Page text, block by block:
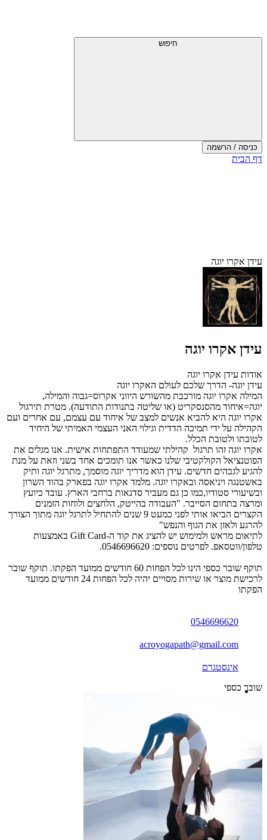
עליון
חיפוש
כניסה / הרשמה
סוף
דף הבית
עידן אקרו יוגה
עידן אקרו יוגה
אודות עידן אקרו יוגה
עידן יוגה- הדרך שלכם לעולם האקרו יוגה
המילה אקרו יוגה מורכבת מהשורש היווני אקרוס=גבוה והמילה,
יוגה=איחוד מהסנסקריט (או שליטה בתנודות התודעה). מטרת תירגול
אקרו יוגה היא להביא אנשים למצב של איחוד עם עצמם, עם אחרים ועם
הקהילה על ידי תמיכה הדדית וגילוי האני העצמי האמיתי של היחיד
לטובתו ולטובת הכלל.
אקרו יוגה זהו תרגול קהילתי שמעודד התפתחות אישית. אנו מגלים את
הפוטנציאל הקולקטיבי שלנו כאשר אנו תומכים אחד בשני וזאת על מנת
להגיע לגבהים חדשים. עידן הוא מדריך יוגה מוסמך, מתרגל יוגה ותיק
באשטנגה ויניאסה ובאקרו יוגה. מלמד אקרו יוגה בפארק בהוד השרון
ובשיעורי סטודיו,כמו כן גם מעביר סדנאות ברחבי הארץ. עובד כיועץ
ומרצה בתחום הסייבר. "העבודה בהייטק, הלחצים ולוחות הזמנים
הקצרים הביאו אותי לפני כמעט 9 שנים להתחיל לתרגל יוגה מתוך הצורך
להרגע ולאזן את הגוף והנפש"
לתיאום מראש ולמימוש יש להציג את קוד ה-Gift Card באמצעות
טלפון/ווטסאפ. לפרטים נוספים: 0546696620.
תוקף שובר כספי הינו לכל הפחות 60 חודשים ממועד הפקתו. תוקף שובר
לרכישת מוצר או שירות מסויים יהיה לכל הפחות 24 חודשים ממועד
הפקתו
0546696620
acroyogapath@gmail.com
אינסטגרם
שובר כספי